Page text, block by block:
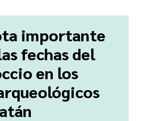
importante
fechas del
en los